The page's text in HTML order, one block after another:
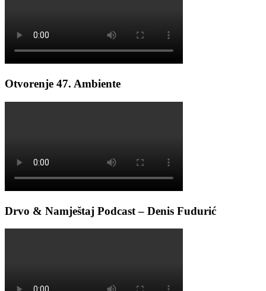
Otvorenje 47. Ambiente
Drvo & Namještaj Podcast – Denis Fudurić